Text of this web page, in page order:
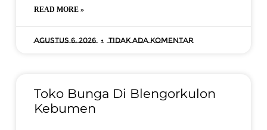
READ MORE »
Agustus 6, 2026 Tidak ada komentar
Toko Bunga Di Blengorkulon
Kebumen